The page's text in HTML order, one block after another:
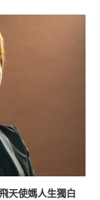
天使媽人生獨白